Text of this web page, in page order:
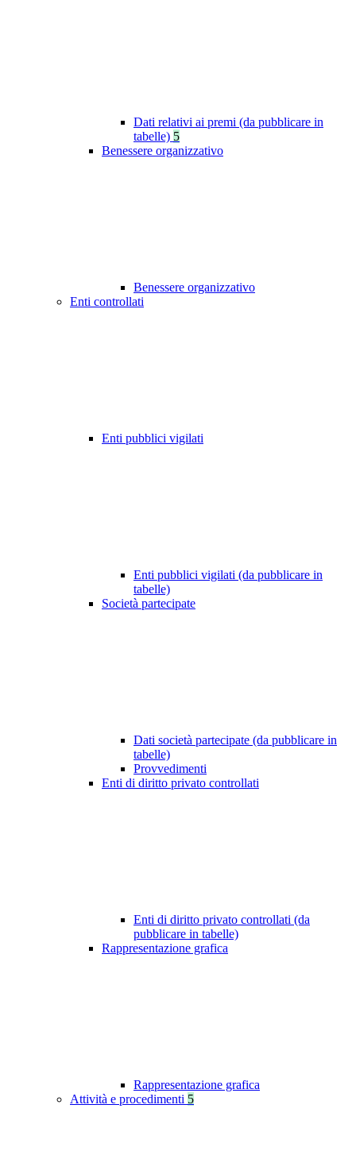
Dati relativi ai premi (da pubblicare in
tabelle) 5
Benessere organizzativo
Benessere organizzativo
Enti controllati
Enti pubblici vigilati
Enti pubblici vigilati (da pubblicare in
tabelle)
Società partecipate
Dati società partecipate (da pubblicare in
tabelle)
Provvedimenti
Enti di diritto privato controllati
Enti di diritto privato controllati (da
pubblicare in tabelle)
Rappresentazione grafica
Rappresentazione grafica
Attività e procedimenti 5